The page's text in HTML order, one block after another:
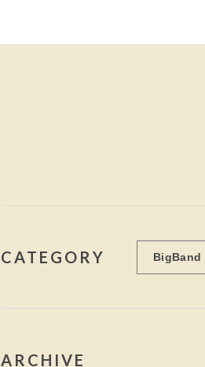
CATEGORY BigBand
ARCHIVE